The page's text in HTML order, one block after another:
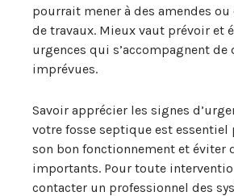
pourrait mener à des amendes
de travaux. Mieux vaut prévoir et
urgences qui s’accompagnent de
imprévues.
Savoir apprécier les signes
votre fosse septique est essentiel
son bon fonctionnement et éviter
importants. Pour toute
contacter un professionnel des